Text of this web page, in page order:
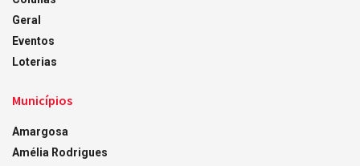
Geral
Eventos
Loterias
Municípios
Amargosa
Amélia Rodrigues